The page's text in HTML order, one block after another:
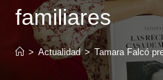
familiares
> Actualidad > Tamara Falcó